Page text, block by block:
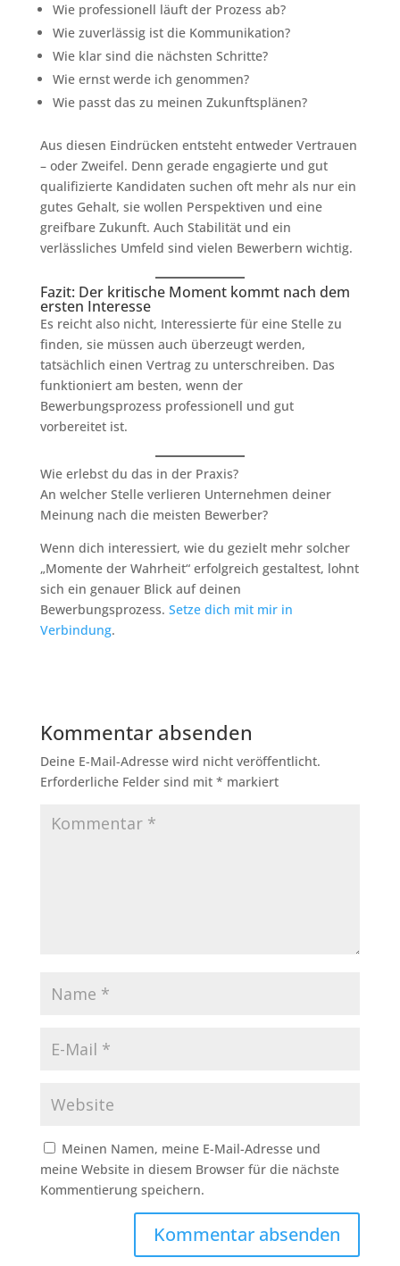
Wie professionell läuft der Prozess ab?
Wie zuverlässig ist die Kommunikation?
Wie klar sind die nächsten Schritte?
Wie ernst werde ich genommen?
Wie passt das zu meinen Zukunftsplänen?
Aus diesen Eindrücken entsteht entweder Vertrauen
– oder Zweifel. Denn gerade engagierte und gut
qualifizierte Kandidaten suchen oft mehr als nur ein
gutes Gehalt, sie wollen Perspektiven und eine
greifbare Zukunft. Auch Stabilität und ein
verlässliches Umfeld sind vielen Bewerbern wichtig.
Fazit: Der kritische Moment kommt nach dem
ersten Interesse
Es reicht also nicht, Interessierte für eine Stelle zu
finden, sie müssen auch überzeugt werden,
tatsächlich einen Vertrag zu unterschreiben. Das
funktioniert am besten, wenn der
Bewerbungsprozess professionell und gut
vorbereitet ist.
Wie erlebst du das in der Praxis?
An welcher Stelle verlieren Unternehmen deiner
Meinung nach die meisten Bewerber?
Wenn dich interessiert, wie du gezielt mehr solcher
„Momente der Wahrheit“ erfolgreich gestaltest, lohnt
sich ein genauer Blick auf deinen
Bewerbungsprozess. Setze dich mit mir in
Verbindung.
Kommentar absenden
Deine E-Mail-Adresse wird nicht veröffentlicht.
Erforderliche Felder sind mit * markiert
Meinen Namen, meine E-Mail-Adresse und
meine Website in diesem Browser für die nächste
Kommentierung speichern.